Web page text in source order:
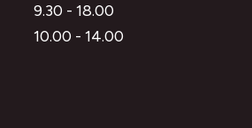
9.30 - 18.00
10.00 - 14.00